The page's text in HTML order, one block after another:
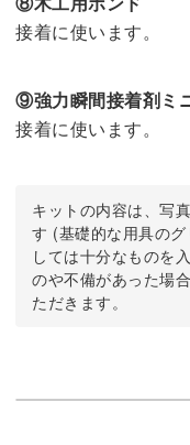
接着に使います。
⑨強力瞬間接着剤
接着に使います。
キットの内容は、写
す (基礎的な用具の
しては十分なものを
のや不備があった場
ただきます。